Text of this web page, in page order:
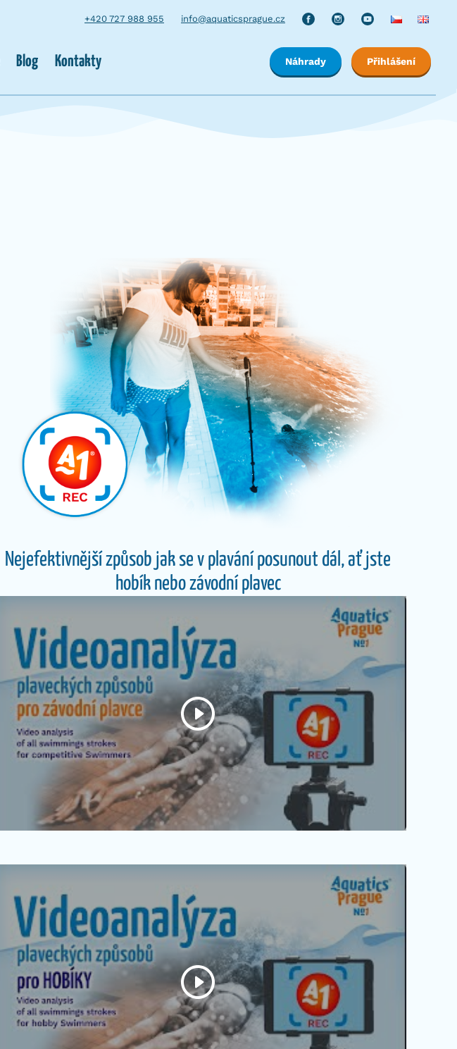
+420 727 988 955 info@aquaticsprague.cz
Blog Kontakty Náhrady Přihlášení
Nejefektivnější způsob jak se v plavání posunout dál, ať jste
hobík nebo závodní plavec